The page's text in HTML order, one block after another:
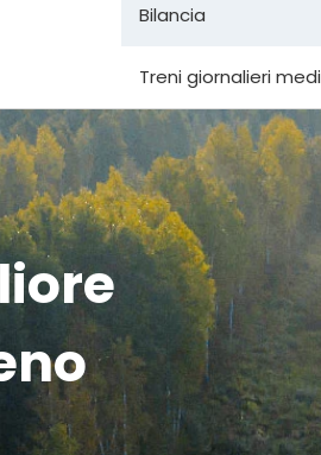
Bilancia
Treni giornalieri medi